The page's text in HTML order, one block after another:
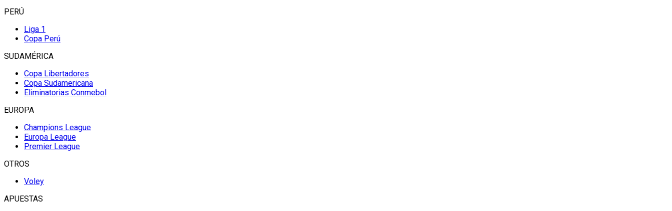
PERÚ
Liga 1
Copa Perú
SUDAMÉRICA
Copa Libertadores
Copa Sudamericana
Eliminatorias Conmebol
EUROPA
Champions League
Europa League
Premier League
OTROS
Voley
APUESTAS